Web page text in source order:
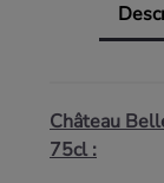
Château
75cl :